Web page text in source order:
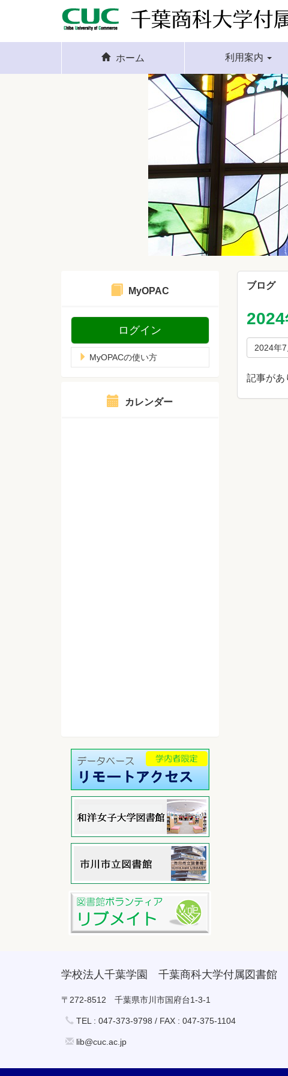
ホーム 利用案内
ブログ
2024年7
記事があ
MyOPAC
ログイン
MyOPACの使い方
カレンダー
学校法人千葉学園 千葉商科大学付属図書館
〒272-8512 千葉県市川市国府台1-3-1
TEL : 047-373-9798 / FAX : 047-375-1104
lib@cuc.ac.jp